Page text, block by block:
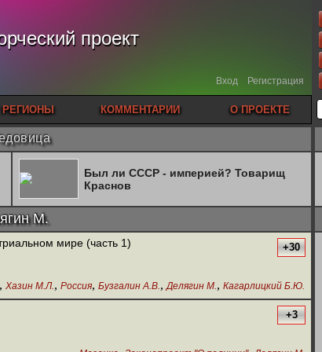
проект
Вход Регистрация
РЕГИОНЫ КОММЕНТАРИИ О ПРОЕКТЕ
Был ли СССР - империей? Товарищ
Краснов
М.
мире (часть 1) +30
, Хазин М.Л., Россия, Бузгалин А.В., Делягин М., Кагарлицкий Б.Ю.
+3